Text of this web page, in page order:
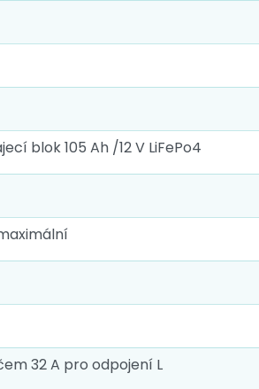
blok 105 Ah /12 V LiFePo4
32 A pro odpojení L